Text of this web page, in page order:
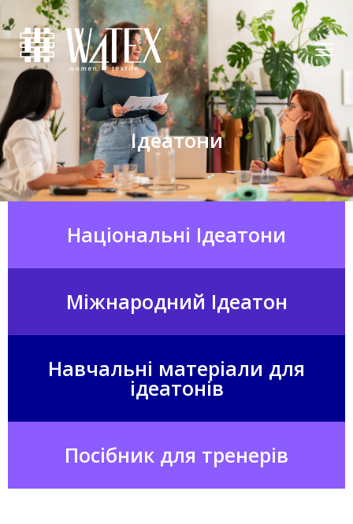
Ідеатони
Національні Ідеатони
Міжнародний Ідеатон
Навчальні матеріали для
ідеатонів
Посібник для тренерів